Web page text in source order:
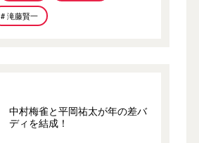
# 滝藤賢一
中村梅雀と平岡祐太が年の差バ
ディを結成！